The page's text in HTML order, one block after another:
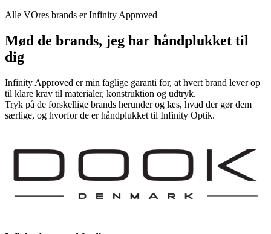
Alle VOres brands er Infinity Approved
Mød de brands, jeg har håndplukket til
dig
Infinity Approved er min faglige garanti for, at hvert brand lever op
til klare krav til materialer, konstruktion og udtryk.
Tryk på de forskellige brands herunder og læs, hvad der gør dem
særlige, og hvorfor de er håndplukket til Infinity Optik.